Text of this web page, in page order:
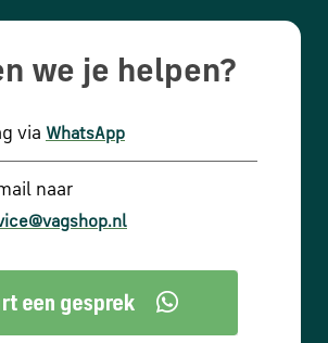
we je helpen?
via WhatsApp
naar